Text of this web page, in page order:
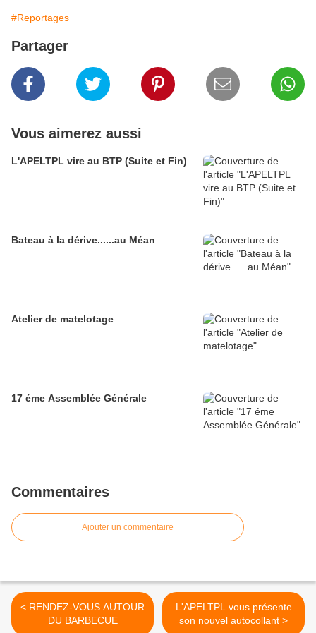
#Reportages
Partager
Vous aimerez aussi
L'APELTPL vire au BTP (Suite et Fin)
Bateau à la dérive......au Méan
Atelier de matelotage
17 éme Assemblée Générale
Commentaires
Ajouter un commentaire
< RENDEZ-VOUS AUTOUR
DU BARBECUE
L'APELTPL vous présente
son nouvel autocollant >